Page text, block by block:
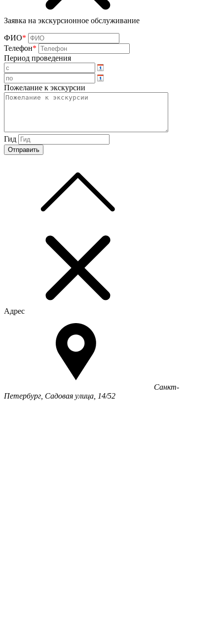
Заявка на экскурсионное обслуживание
ФИО*
Телефон*
Период проведения
Пожелание к экскурсии
Гид
Адрес
Санкт-
Петербург, Садовая улица, 14/52